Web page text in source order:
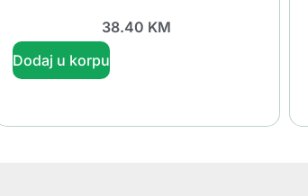
38.40 KM
Dodaj u korpu